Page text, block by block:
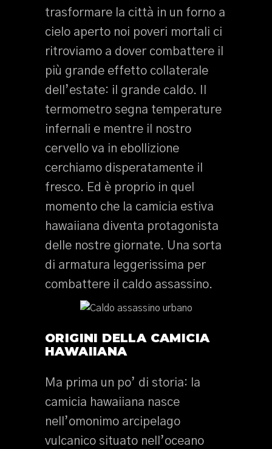
trasformare la città in un forno a
cielo aperto noi poveri mortali ci
ritroviamo a dover combattere il
più grande effetto collaterale
dell’estate: il grande caldo. Il
termometro segna temperature
infernali e mentre il nostro
cervello va in ebollizione
cerchiamo disperatamente il
fresco. Ed è proprio in quel
momento che la camicia estiva
hawaiiana diventa protagonista
delle nostre giornate. Una sorta
di armatura leggerissima per
combattere il caldo assassino.
ORIGINI DELLA CAMICIA
HAWAIIANA
Ma prima un po’ di storia: la
camicia hawaiiana nasce
nell’omonimo arcipelago
vulcanico situato nell’oceano